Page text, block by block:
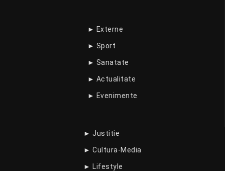
► Externe
► Sport
► Sanatate
► Actualitate
► Evenimente
► Justitie
► Cultura-Media
► Lifestyle